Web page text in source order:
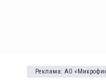
Реклама: АО